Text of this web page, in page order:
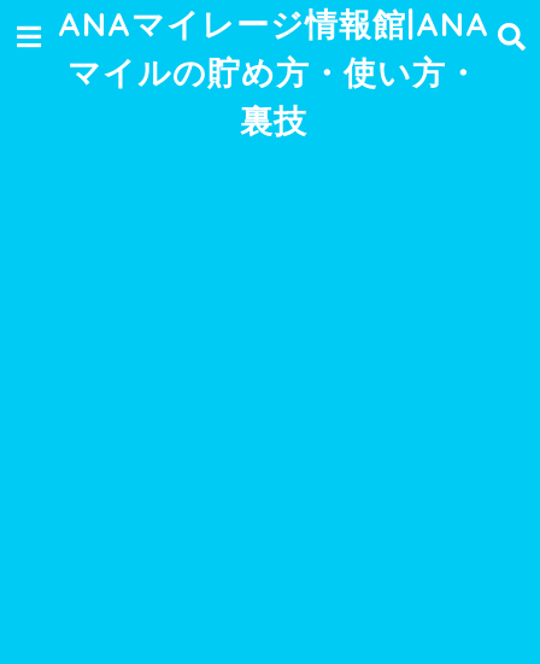
ANAマイレージ情報館|ANA
マイルの貯め方・使い方・
裏技